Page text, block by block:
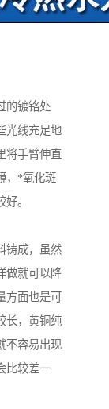
的镀铬处
光线充足地
将手臂伸直
，*氧化斑
。
铸成，虽然
做就可以降
方面也是可
长，黄铜纯
不容易出现
比较差一